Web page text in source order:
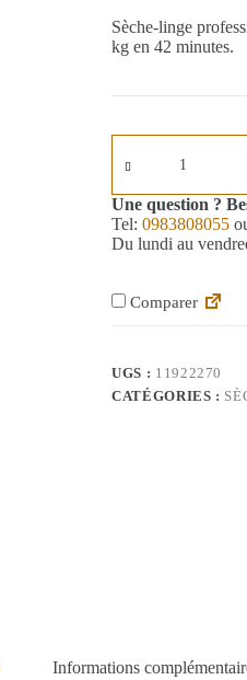
Sèche-linge
kg en 42 minutes.
Une question ?
Tel: 0983808055
Du lundi au
Comparer
UGS : 11922270
CATÉGORIES :
Informations